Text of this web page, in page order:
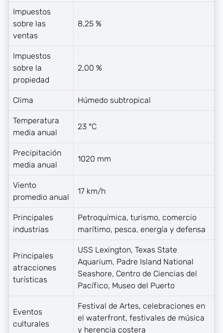
Impuestos
sobre las
ventas
8,25 %
Impuestos
sobre la
propiedad
2,00 %
Clima Húmedo subtropical
Temperatura
media anual
23 °C
Precipitación
media anual
1020 mm
Viento
promedio anual
17 km/h
Principales
industrias
Petroquímica, turismo, comercio
marítimo, pesca, energía y defensa
Principales
atracciones
turísticas
USS Lexington, Texas State
Aquarium, Padre Island National
Seashore, Centro de Ciencias del
Pacífico, Museo del Puerto
Eventos
culturales
Festival de Artes, celebraciones en
el waterfront, festivales de música
y herencia costera